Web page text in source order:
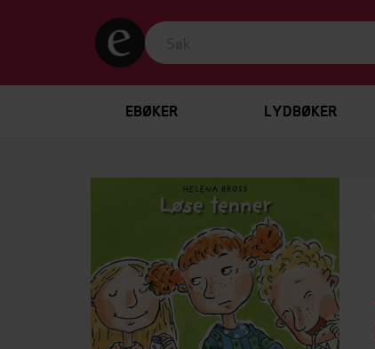
EBØKER LYDBØKER